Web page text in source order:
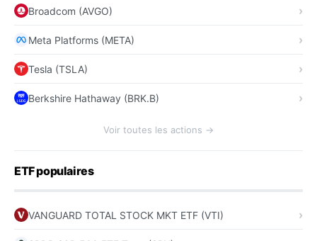
Broadcom (AVGO)
Meta Platforms (META)
Tesla (TSLA)
Berkshire Hathaway (BRK.B)
Voir toutes les actions →
ETF populaires
VANGUARD TOTAL STOCK MKT ETF (VTI)